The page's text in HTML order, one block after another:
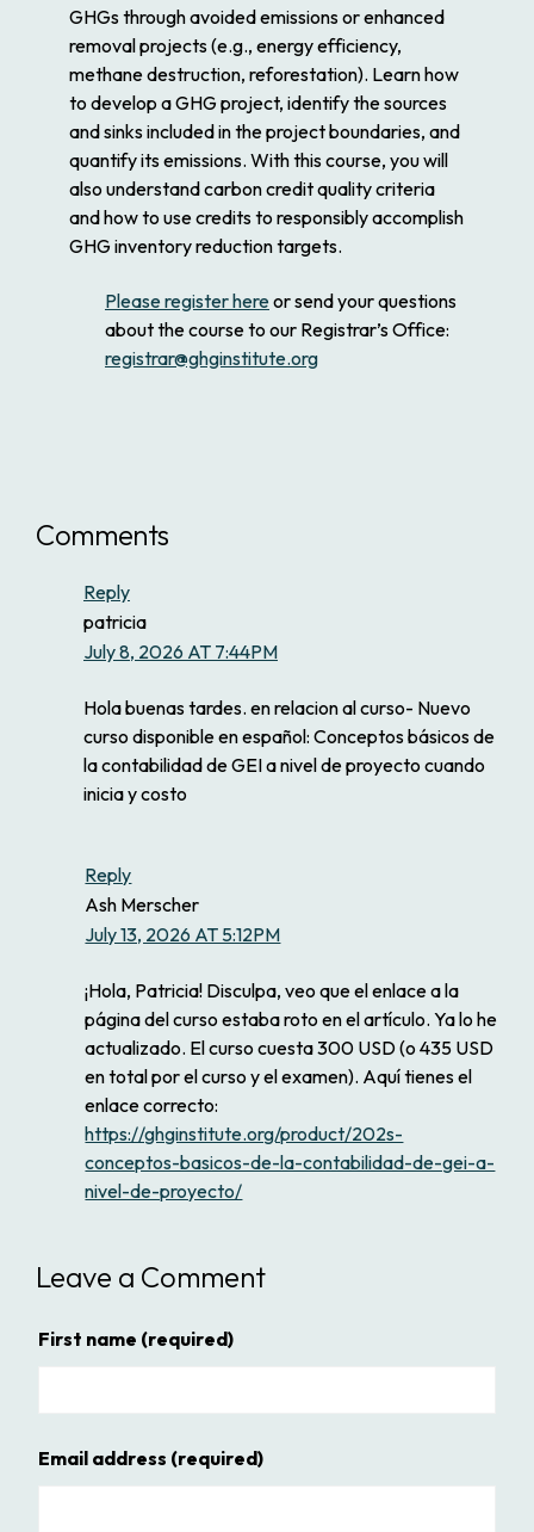
GHGs through avoided emissions or enhanced
removal projects (e.g., energy efficiency,
methane destruction, reforestation). Learn how
to develop a GHG project, identify the sources
and sinks included in the project boundaries, and
quantify its emissions. With this course, you will
also understand carbon credit quality criteria
and how to use credits to responsibly accomplish
GHG inventory reduction targets.
Please register hereor send your questions
about the course to our Registrar’s Office:
registrar@ghginstitute.org
Comments
Reply
patricia
July 8, 2026 AT 7:44PM
Hola buenas tardes. en relacion al curso- Nuevo
curso disponible en español: Conceptos básicos de
la contabilidad de GEI a nivel de proyecto cuando
inicia y costo
Reply
Ash Merscher
July 13, 2026 AT 5:12PM
¡Hola, Patricia! Disculpa, veo que el enlace a la
página del curso estaba roto en el artículo. Ya lo he
actualizado. El curso cuesta 300 USD (o 435 USD
en total por el curso y el examen). Aquí tienes el
enlace correcto:
https://ghginstitute.org/product/202s-
conceptos-basicos-de-la-contabilidad-de-gei-a-
nivel-de-proyecto/
Leave a Comment
First name (required)
Email address (required)